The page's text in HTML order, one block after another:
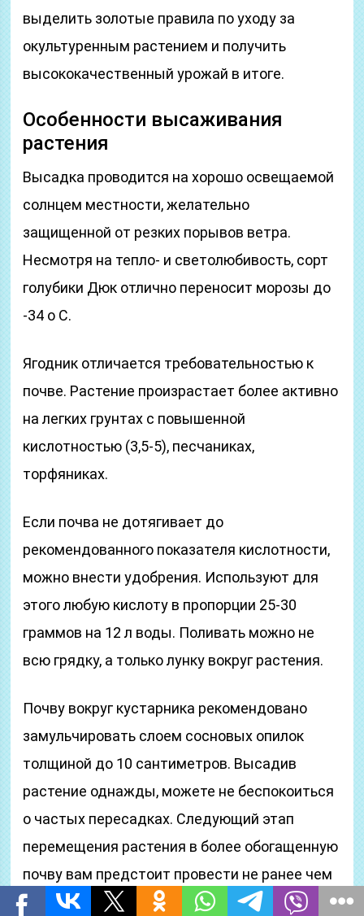
выделить золотые правила по уходу за
окультуренным растением и получить
высококачественный урожай в итоге.
Особенности высаживания
растения
Высадка проводится на хорошо освещаемой
солнцем местности, желательно
защищенной от резких порывов ветра.
Несмотря на тепло- и светолюбивость, сорт
голубики Дюк отлично переносит морозы до
-34 о С.
Ягодник отличается требовательностью к
почве. Растение произрастает более активно
на легких грунтах с повышенной
кислотностью (3,5-5), песчаниках,
торфяниках.
Если почва не дотягивает до
рекомендованного показателя кислотности,
можно внести удобрения. Используют для
этого любую кислоту в пропорции 25-30
граммов на 12 л воды. Поливать можно не
всю грядку, а только лунку вокруг растения.
Почву вокруг кустарника рекомендовано
замульчировать слоем сосновых опилок
толщиной до 10 сантиметров. Высадив
растение однажды, можете не беспокоиться
о частых пересадках. Следующий этап
перемещения растения в более обогащенную
почву вам предстоит провести не ранее чем
через 20 лет.